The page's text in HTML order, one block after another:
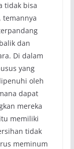
tidak bisa
temannya
dan
Di dalam
yang
oleh
dapat
mereka
memiliki
tidak
meminum